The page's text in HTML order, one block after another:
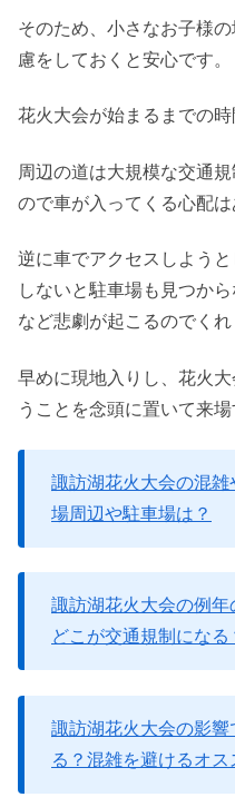
そのため、小さなお子様
慮をしておくと安心です。
花火大会が始まるまでの時
周辺の道は大規模な交通
ので車が入ってくる心配は
逆に車でアクセスしよう
しないと駐車場も見つか
など悲劇が起こるのでく
早めに現地入りし、花火
うことを念頭に置いて来
諏訪湖花火大会の混
場周辺や駐車場は？
諏訪湖花火大会の例年
どこが交通規制になる
諏訪湖花火大会の影
る？混雑を避けるオス